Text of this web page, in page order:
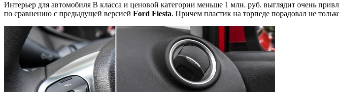
Интерьер для автомобиля B класса и ценовой категории меньше 1 млн. руб. выглядит очень
по сравнению с предыдущей версией Ford Fiesta. Причем пластик на торпеде порадовал не